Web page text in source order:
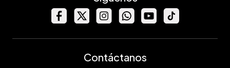
Contáctanos